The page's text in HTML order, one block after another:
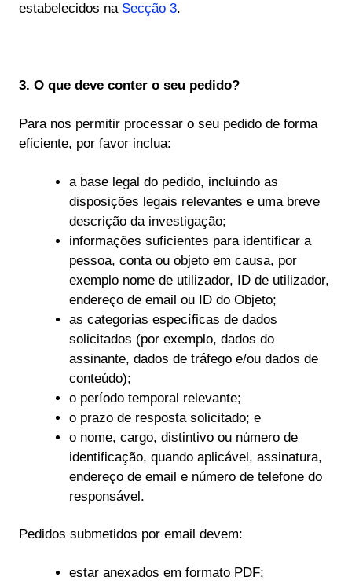
estabelecidos na Secção 3.
3. O que deve conter o seu pedido?
Para nos permitir processar o seu pedido de forma
eficiente, por favor inclua:
a base legal do pedido, incluindo as
disposições legais relevantes e uma breve
descrição da investigação;
informações suficientes para identificar a
pessoa, conta ou objeto em causa, por
exemplo nome de utilizador, ID de utilizador,
endereço de email ou ID do Objeto;
as categorias específicas de dados
solicitados (por exemplo, dados do
assinante, dados de tráfego e/ou dados de
conteúdo);
o período temporal relevante;
o prazo de resposta solicitado; e
o nome, cargo, distintivo ou número de
identificação, quando aplicável, assinatura,
endereço de email e número de telefone do
responsável.
Pedidos submetidos por email devem:
estar anexados em formato PDF;